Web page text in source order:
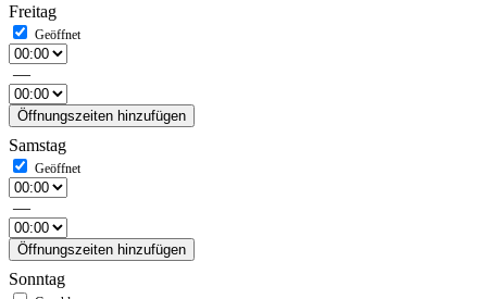
Freitag
—
Öffnungszeiten hinzufügen
Samstag
—
Öffnungszeiten hinzufügen
Sonntag